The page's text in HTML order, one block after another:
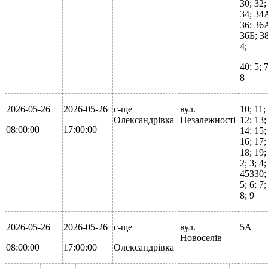
30; 32;
34;
36;
36Б;
4;
40; 5;
8
2026-05-26
08:00:00
2026-05-26
17:00:00
с-ще
Олександрівка
вул.
Незалежності
10; 11;
12; 13;
14; 15;
16; 17;
18; 19;
2; 3; 4;
45330;
5; 6; 7;
8; 9
2026-05-26
08:00:00
2026-05-26
17:00:00
с-ще
Олександрівка
вул.
Новоселів
5А